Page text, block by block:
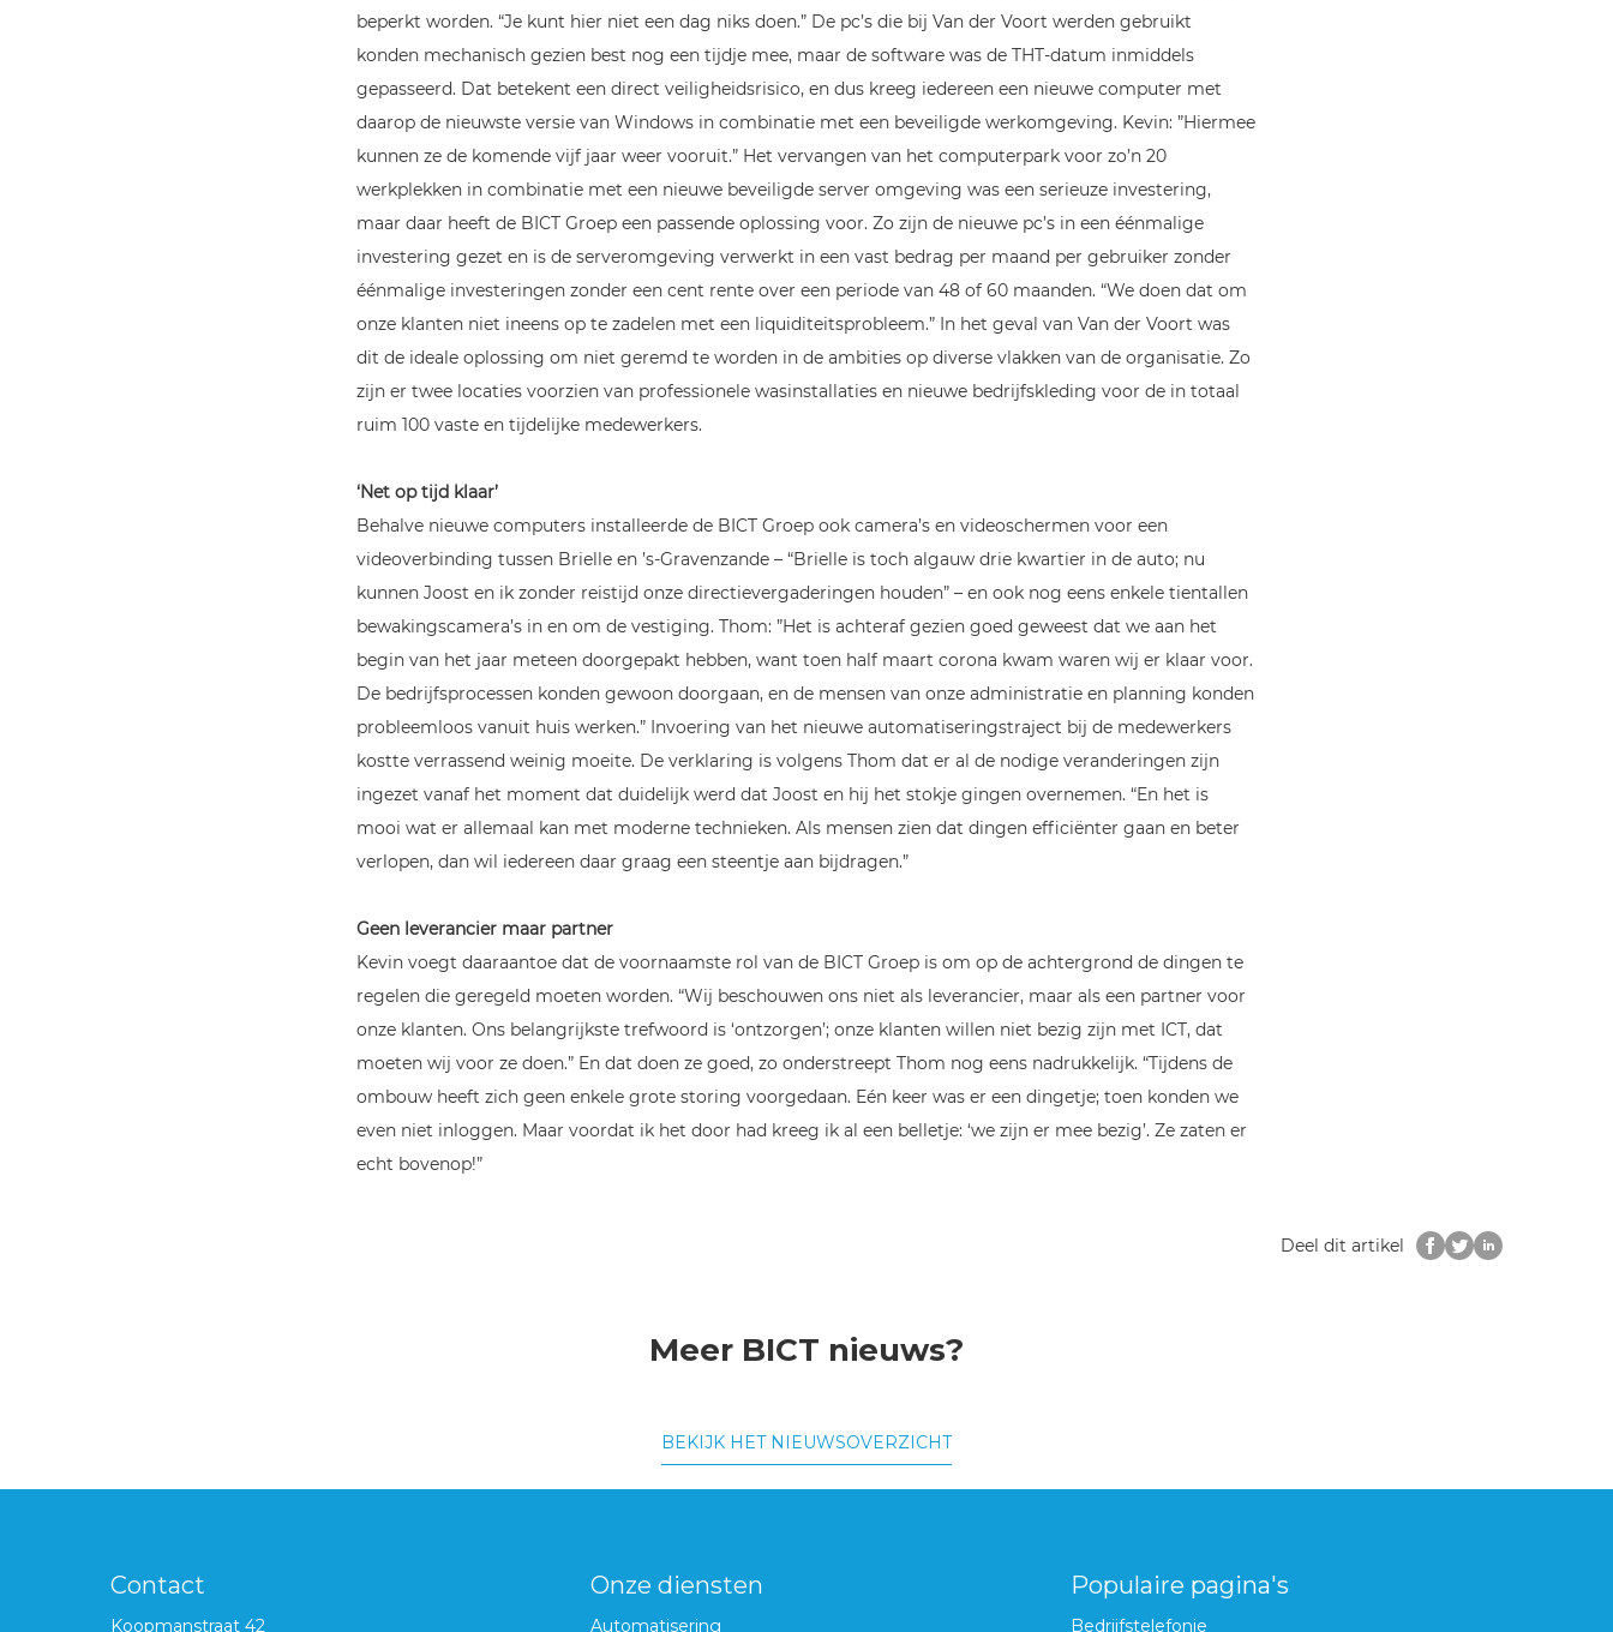
beperkt worden. “Je kunt hier niet een dag niks doen.” De pc’s die bij Van der Voort werden gebruikt
konden mechanisch gezien best nog een tijdje mee, maar de software was de THT-datum inmiddels
gepasseerd. Dat betekent een direct veiligheidsrisico, en dus kreeg iedereen een nieuwe computer met
daarop de nieuwste versie van Windows in combinatie met een beveiligde werkomgeving. Kevin: ”Hiermee
kunnen ze de komende vijf jaar weer vooruit.” Het vervangen van het computerpark voor zo’n 20
werkplekken in combinatie met een nieuwe beveiligde server omgeving was een serieuze investering,
maar daar heeft de BICT Groep een passende oplossing voor. Zo zijn de nieuwe pc’s in een éénmalige
investering gezet en is de serveromgeving verwerkt in een vast bedrag per maand per gebruiker zonder
éénmalige investeringen zonder een cent rente over een periode van 48 of 60 maanden. “We doen dat om
onze klanten niet ineens op te zadelen met een liquiditeitsprobleem.” In het geval van Van der Voort was
dit de ideale oplossing om niet geremd te worden in de ambities op diverse vlakken van de organisatie. Zo
zijn er twee locaties voorzien van professionele wasinstallaties en nieuwe bedrijfskleding voor de in totaal
ruim 100 vaste en tijdelijke medewerkers.
‘Net op tijd klaar’
Behalve nieuwe computers installeerde de BICT Groep ook camera’s en videoschermen voor een
videoverbinding tussen Brielle en ’s-Gravenzande – “Brielle is toch algauw drie kwartier in de auto; nu
kunnen Joost en ik zonder reistijd onze directievergaderingen houden” – en ook nog eens enkele tientallen
bewakingscamera’s in en om de vestiging. Thom: ”Het is achteraf gezien goed geweest dat we aan het
begin van het jaar meteen doorgepakt hebben, want toen half maart corona kwam waren wij er klaar voor.
De bedrijfsprocessen konden gewoon doorgaan, en de mensen van onze administratie en planning konden
probleemloos vanuit huis werken.” Invoering van het nieuwe automatiseringstraject bij de medewerkers
kostte verrassend weinig moeite. De verklaring is volgens Thom dat er al de nodige veranderingen zijn
ingezet vanaf het moment dat duidelijk werd dat Joost en hij het stokje gingen overnemen. “En het is
mooi wat er allemaal kan met moderne technieken. Als mensen zien dat dingen efficiënter gaan en beter
verlopen, dan wil iedereen daar graag een steentje aan bijdragen.”
Geen leverancier maar partner
Kevin voegt daaraantoe dat de voornaamste rol van de BICT Groep is om op de achtergrond de dingen te
regelen die geregeld moeten worden. “Wij beschouwen ons niet als leverancier, maar als een partner voor
onze klanten. Ons belangrijkste trefwoord is ‘ontzorgen’; onze klanten willen niet bezig zijn met ICT, dat
moeten wij voor ze doen.” En dat doen ze goed, zo onderstreept Thom nog eens nadrukkelijk. “Tijdens de
ombouw heeft zich geen enkele grote storing voorgedaan. Eén keer was er een dingetje; toen konden we
even niet inloggen. Maar voordat ik het door had kreeg ik al een belletje: ‘we zijn er mee bezig’. Ze zaten er
echt bovenop!”
Deel dit artikel
Meer BICT nieuws?
BEKIJK HET NIEUWSOVERZICHT
Contact
Koopmanstraat 42
Onze diensten
Automatisering
Populaire pagina's
Bedrijfstelefonie